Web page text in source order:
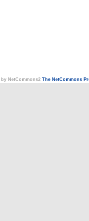
by NetCommons2 The NetCommons